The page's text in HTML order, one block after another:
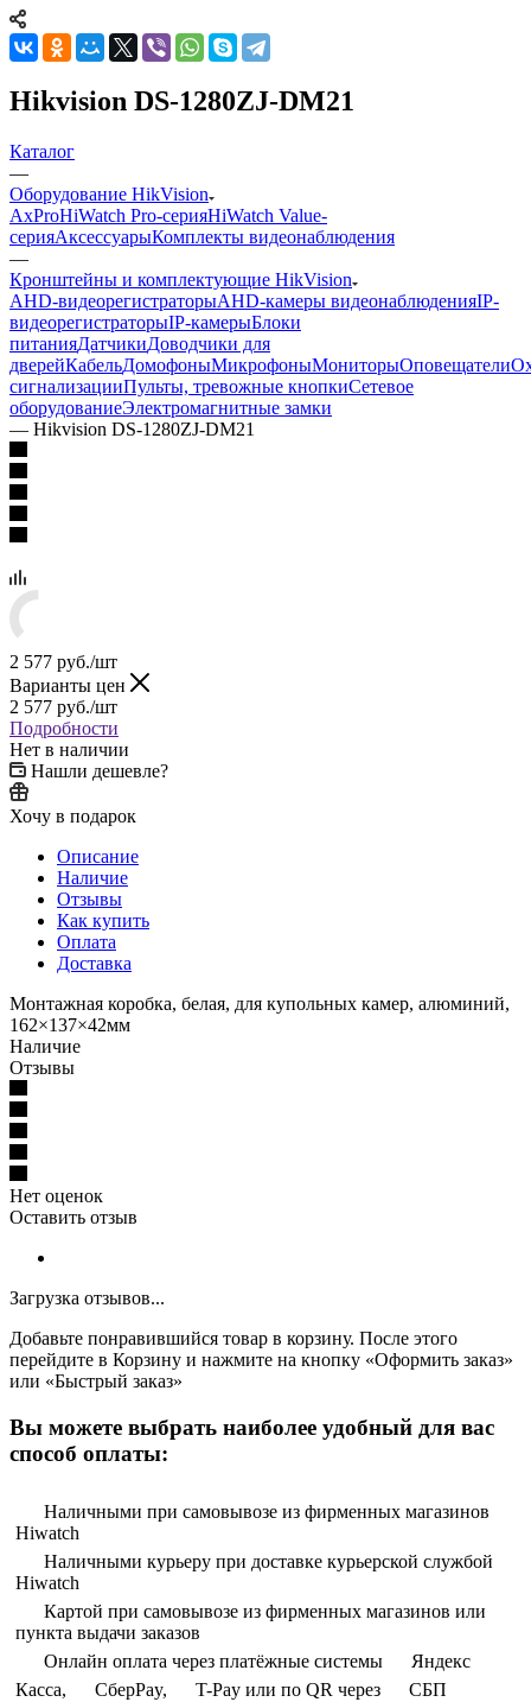
Hikvision DS-1280ZJ-DM21
Каталог
—
Оборудование HikVision
AxProHiWatch Pro-серияHiWatch Value-
серияАксессуарыКомплекты видеонаблюдения
—
Кронштейны и комплектующие HikVision
AHD-видеорегистраторыAHD-камеры видеонаблюденияIP-
видеорегистраторыIP-камерыБлоки
питанияДатчикиДоводчики для
дверейКабельДомофоныМикрофоныМониторыОповещатели
сигнализацииПульты, тревожные кнопкиСетевое
оборудованиеЭлектромагнитные замки
— Hikvision DS-1280ZJ-DM21
2 577 руб./шт
Варианты цен
2 577 руб./шт
Подробности
Нет в наличии
Нашли дешевле?
Хочу в подарок
Описание
Наличие
Отзывы
Как купить
Оплата
Доставка
Монтажная коробка, белая, для купольных камер, алюминий,
162×137×42мм
Наличие
Отзывы
Нет оценок
Оставить отзыв
Загрузка отзывов...
Добавьте понравившийся товар в корзину. После этого
перейдите в Корзину и нажмите на кнопку «Оформить заказ»
или «Быстрый заказ»
Вы можете выбрать наиболее удобный для вас
способ оплаты:
Наличными при самовывозе из фирменных магазинов
Hiwatch
Наличными курьеру при доставке курьерской службой
Hiwatch
Картой при самовывозе из фирменных магазинов или
пункта выдачи заказов
Онлайн оплата через платёжные системы
Яндекс
Касса,
СберPay, T-Pay или по QR через
СБП